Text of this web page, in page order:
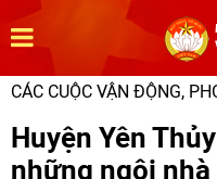
CÁC CUỘC VẬN ĐỘNG,
Huyện Yên
những ngôi